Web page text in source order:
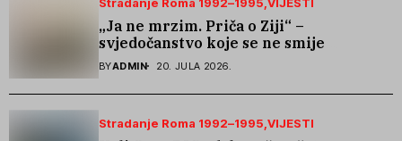
„Ja ne mrzim. Priča o Ziji“ –
svjedočanstvo koje se ne smije
zaboraviti
BYADMIN 20. JULA 2026.
Stradanje Roma 1992–1995 VIJESTI